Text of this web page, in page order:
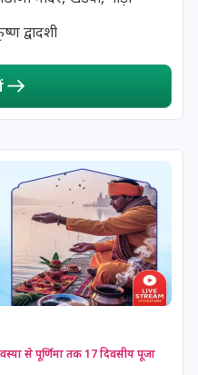
Hariyali Teej
Independence Day
Vinayaka Chaturthi
द्वादशी
से पूर्णिमा तक 17 दिवसीय पूजा